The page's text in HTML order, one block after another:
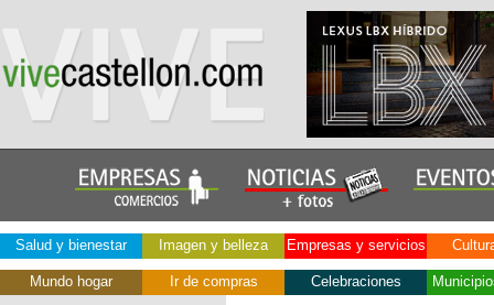
Salud y bienestar Imagen y belleza Empresas y servicios
Mundo hogar Ir de compras Celebraciones